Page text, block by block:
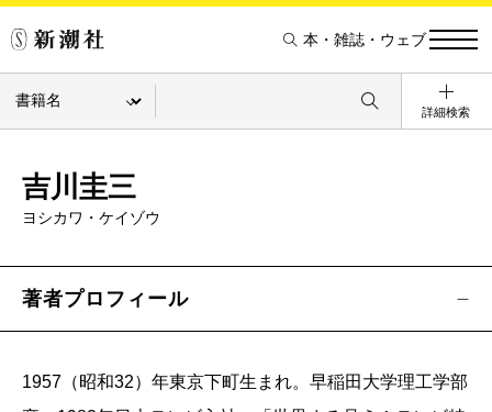
本・雑誌・ウェブ
詳細検索
吉川圭三
ヨシカワ・ケイゾウ
著者プロフィール
1957（昭和32）年東京下町生まれ。早稲田大学理工学部